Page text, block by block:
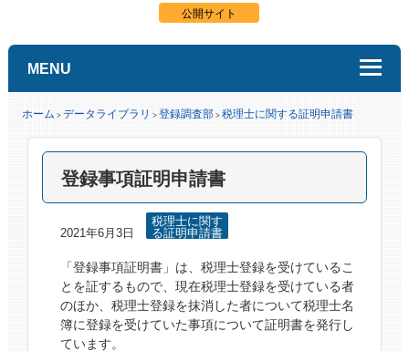
公開サイト
MENU
ホーム > データライブラリ > 登録調査部> 税理士に関する証明申請書
登録事項証明申請書
2021年6月3日
税理士に関す
る証明申請書
「登録事項証明書」は、税理士登録を受けているこ
とを証するもので、現在税理士登録を受けている者
のほか、税理士登録を抹消した者について税理士名
簿に登録を受けていた事項について証明書を発行し
ています。